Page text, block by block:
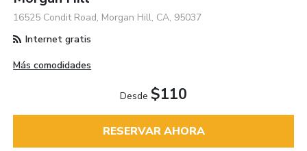
16525 Condit Road, Morgan Hill, CA, 95037
Internet gratis
Más comodidades
Desde $110
RESERVAR AHORA